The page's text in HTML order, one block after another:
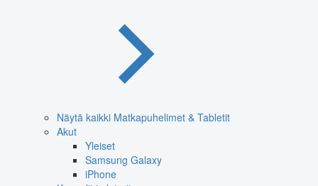
Näytä kaikki Matkapuhelimet & Tabletit
Akut
Yleiset
Samsung Galaxy
iPhone